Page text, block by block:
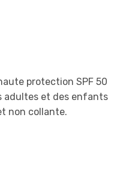
protection SPF 50
adultes et des enfants
t non collante.